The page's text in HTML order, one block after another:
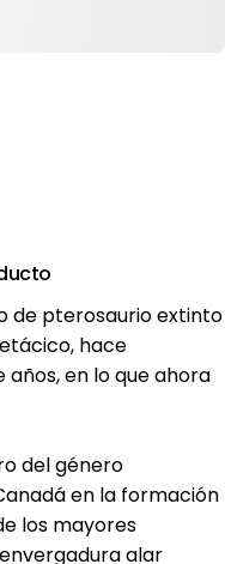
de pterosaurio extinto
hace
en lo que ahora
del género
en la formación
los mayores
alar